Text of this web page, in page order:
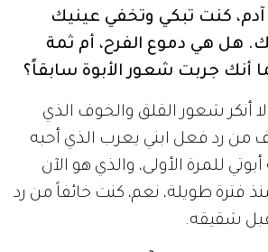
آدم، كنت تبكي وتخفي عينيك
هل هي دموع الفرح، أم ثمة
أنك جربت شعور الأبوة سابقاً؟
لا أنكر شعور القلق والخوف الذي
من رد فعل ابني يعرب الذي أحبه
للمرة الأولى، والذي هو الآن
فترة طويلة، نعم، كنت خائفاً من رد
شقيقه.